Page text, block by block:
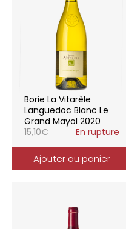
Borie La Vitarèle
Languedoc Blanc Le
Grand Mayol 2020
15,10€ En rupture
Ajouter au panier